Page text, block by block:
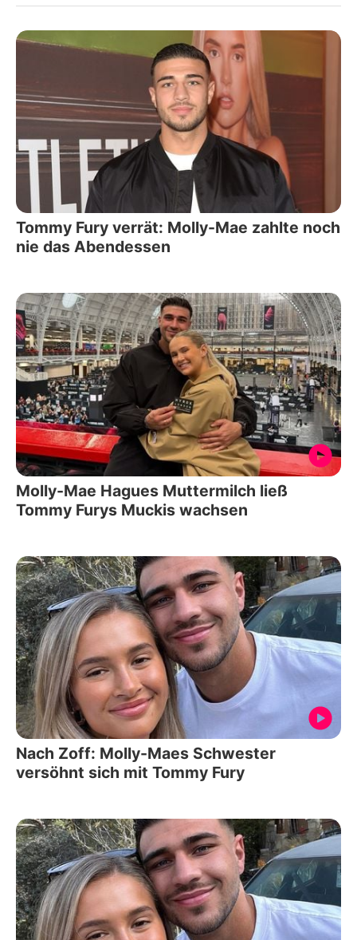
Tommy Fury verrät: Molly-Mae zahlte noch
nie das Abendessen
Molly-Mae Hagues Muttermilch ließ
Tommy Furys Muckis wachsen
Nach Zoff: Molly-Maes Schwester
versöhnt sich mit Tommy Fury